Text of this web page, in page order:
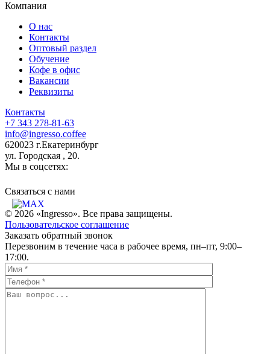
Компания
О нас
Контакты
Оптовый раздел
Обучение
Кофе в офис
Вакансии
Реквизиты
Контакты
+7 343 278-81-63
info@ingresso.coffee
620023 г.Екатеринбург
ул. Городская , 20.
Мы в соцсетях:
Связаться c нами
© 2026 «Ingresso». Все права защищены.
Пользовательское соглашение
Заказать обратный звонок
Перезвоним в течение часа в рабочее время, пн–пт, 9:00–
17:00.